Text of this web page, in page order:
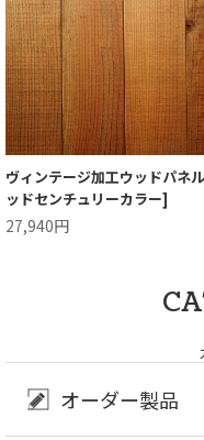
ヴィンテージ加工ウッドパネ
ッドセンチュリーカラー]
27,940円
オーダー製品